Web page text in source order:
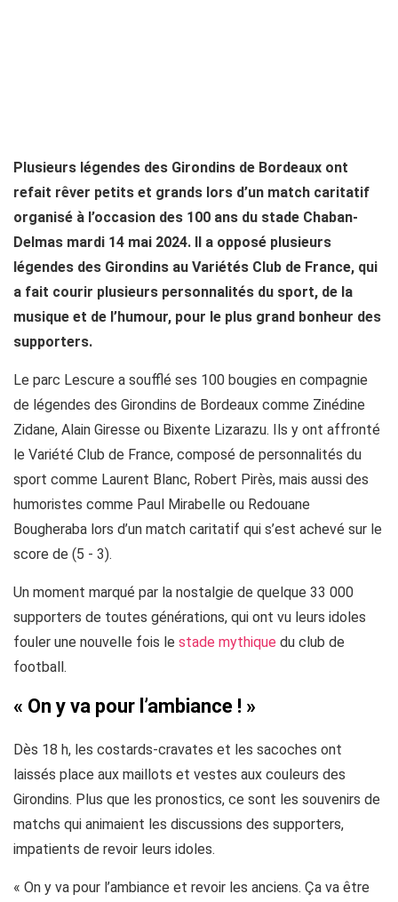
Plusieurs légendes des Girondins de Bordeaux ont
refait rêver petits et grands lors d’un match caritatif
organisé à l’occasion des 100 ans du stade Chaban-
Delmas mardi 14 mai 2024. Il a opposé plusieurs
légendes des Girondins au Variétés Club de France, qui
a fait courir plusieurs personnalités du sport, de la
musique et de l’humour, pour le plus grand bonheur des
supporters.
Le parc Lescure a soufflé ses 100 bougies en compagnie
de légendes des Girondins de Bordeaux comme Zinédine
Zidane, Alain Giresse ou Bixente Lizarazu. Ils y ont affronté
le Variété Club de France, composé de personnalités du
sport comme Laurent Blanc, Robert Pirès, mais aussi des
humoristes comme Paul Mirabelle ou Redouane
Bougheraba lors d’un match caritatif qui s’est achevé sur le
score de (5 - 3).
Un moment marqué par la nostalgie de quelque 33 000
supporters de toutes générations, qui ont vu leurs idoles
fouler une nouvelle fois le stade mythique du club de
football.
« On y va pour l’ambiance ! »
Dès 18 h, les costards-cravates et les sacoches ont
laissés place aux maillots et vestes aux couleurs des
Girondins. Plus que les pronostics, ce sont les souvenirs de
matchs qui animaient les discussions des supporters,
impatients de revoir leurs idoles.
« On y va pour l’ambiance et revoir les anciens. Ça va être